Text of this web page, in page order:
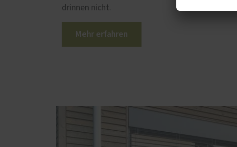
drinnen nicht.
Mehr erfahren